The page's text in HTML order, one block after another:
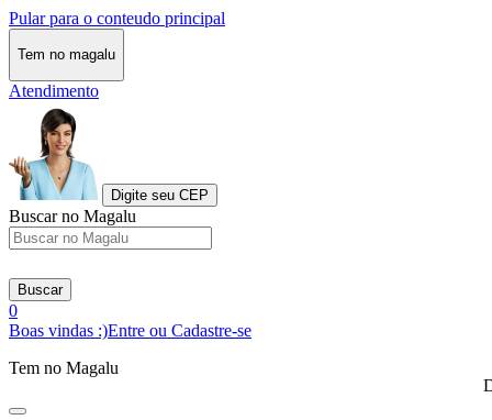
Pular para o conteudo principal
Tem no magalu
Atendimento
Digite seu CEP
Buscar no Magalu
Buscar
0
Boas vindas :)Entre ou Cadastre-se
Tem no Magalu